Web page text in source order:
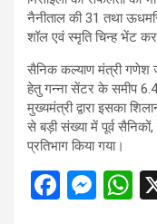
नैनीताल की 31 तथा
शॉल एवं स्मृति चिन्ह भेंट कर
सैनिक कल्याण मंत्री गणेश
हेतु गन्ना सेंटर के समीप
मुख्यमंत्री द्वारा इसका
से बड़ी संख्या में पूर्व सैनिकों,
प्रतिभाग किया गया।
F
M W